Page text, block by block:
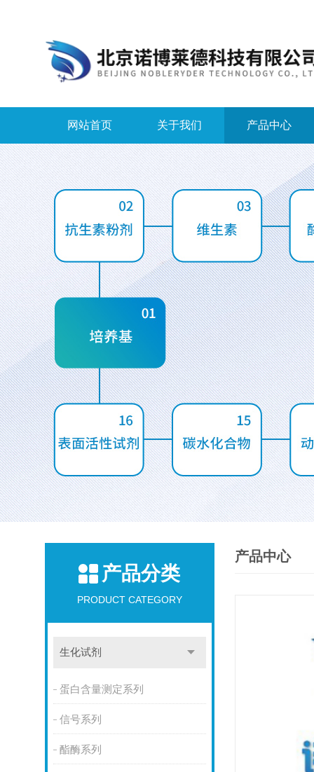
网站首页 关于我们 产品中心
产品分类
PRODUCT CATEGORY
生化试剂
蛋白含量测定系列
信号系列
酯酶系列
产品中心